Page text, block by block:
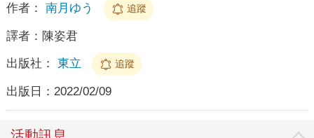
作者： 南月ゆう 追蹤
譯者： 陳姿君
出版社： 東立 追蹤
出版日： 2022/02/09
活動訊息